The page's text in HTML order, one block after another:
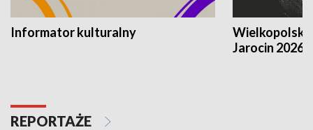
Informator kulturalny
Jarocin 2026
REPORTAŻE